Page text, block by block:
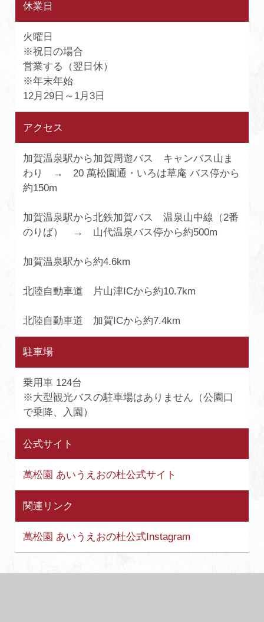
休業日
火曜日
※祝日の場合
営業する（翌日休）
※年末年始
12月29日～1月3日
アクセス
加賀温泉駅から加賀周遊バス キャンバス山ま
わり → 20 萬松園通・いろは草庵 バス停から
約150m
加賀温泉駅から北鉄加賀バス 温泉山中線（2番
のりば） → 山代温泉バス停から約500m
加賀温泉駅から約4.6km
北陸自動車道 片山津ICから約10.7km
北陸自動車道 加賀ICから約7.4km
駐車場
乗用車 124台
※大型観光バスの駐車場はありません（公園口
で乗降、入園）
公式サイト
萬松園 あいうえおの杜公式サイト
関連リンク
萬松園 あいうえおの杜公式Instagram